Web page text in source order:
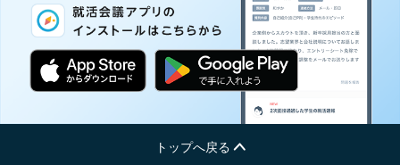
トップへ戻る